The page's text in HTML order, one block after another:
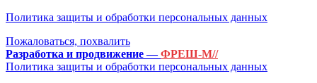
Политика защиты и обработки персональных данных
Пожаловаться, похвалить
Разработка и продвижение —ФРЕШ-М//
Политика защиты и обработки персональных данных